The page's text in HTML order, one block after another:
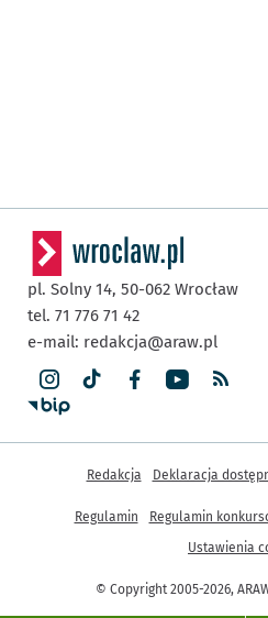
pl. Solny 14, 50-062 Wrocław
tel. 71 776 71 42
e-mail: redakcja@araw.pl
© Copyright 2005-2026,
Inne informacje
Redakcja Deklaracja
Regulamin Regulamin
Ustawienia